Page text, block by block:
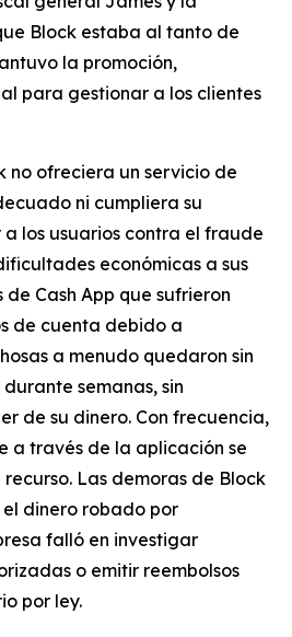
Block estaba al tanto de
la promoción,
para gestionar a los clientes
no ofreciera un servicio de
ni cumpliera su
los usuarios contra el fraude
económicas a sus
de Cash App que sufrieron
de cuenta debido a
a menudo quedaron sin
semanas, sin
de su dinero. Con frecuencia,
a través de la aplicación se
Las demoras de Block
dinero robado por
falló en investigar
o emitir reembolsos
por ley.